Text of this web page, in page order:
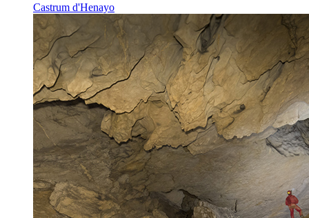
Castrum d'Henayo